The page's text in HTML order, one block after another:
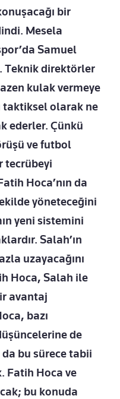
bir
Mesela
Samuel
Teknik direktörler
kulak vermeye
taktiksel olarak ne
ederler. Çünkü
ve futbol
tecrübeyi
Hoca’nın da
yöneteceğini
yeni sistemini
Salah’ın
uzayacağını
Hoca, Salah ile
avantaj
bazı
de
bu sürece tabii
Fatih Hoca ve
bu konuda